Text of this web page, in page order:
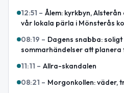
12:51 – Ålem: kyrkbyn,
vår lokala pärla i Mönsterås
08:19 – Dagens snabba:
sommarhändelser att
11:11 – Allra-skandalen
08:21 – Morgonkollen: väder,